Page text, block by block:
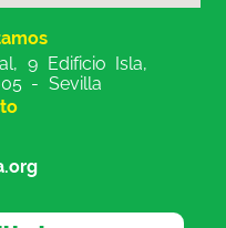
9 Edificio Isla,
- Sevilla